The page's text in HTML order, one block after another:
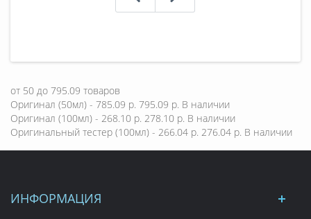
от 50 до 795.09 товаров
Оригинал (50мл) - 785.09 р. 795.09 р. В наличии
Оригинал (100мл) - 268.10 р. 278.10 р. В наличии
Оригинальный тестер (100мл) - 266.04 р. 276.04 р. В наличии
ИНФОРМАЦИЯ